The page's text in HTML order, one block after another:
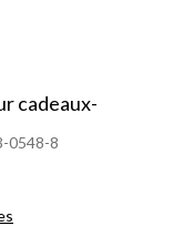
cadeaux-
0548-8